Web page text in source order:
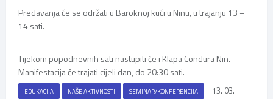
Predavanja će se održati u Baroknoj kući u Ninu, u trajanju 13 –
14 sati.
Tijekom popodnevnih sati nastupiti će i Klapa Condura Nin.
Manifestacija će trajati cijeli dan, do 20:30 sati.
EDUKACIJA NAŠE AKTIVNOSTI SEMINAR/KONFERENCIJA
13. 03.